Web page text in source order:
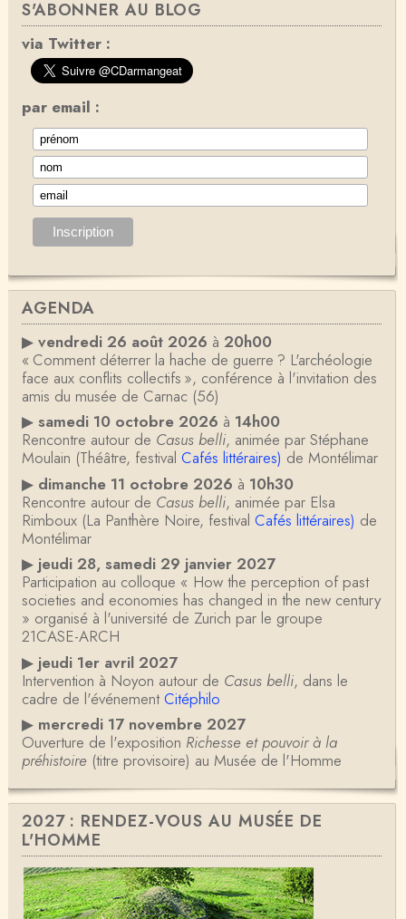
S'ABONNER AU BLOG
via Twitter :
par email :
AGENDA
▶ vendredi 26 août 2026 à 20h00
« Comment déterrer la hache de guerre ? L'archéologie
face aux conflits collectifs », conférence à l'invitation des
amis du musée de Carnac (56)
▶ samedi 10 octobre 2026 à 14h00
Rencontre autour de Casus belli, animée par Stéphane
Moulain (Théâtre, festival Cafés littéraires) de Montélimar
▶ dimanche 11 octobre 2026 à 10h30
Rencontre autour de Casus belli, animée par Elsa
Rimboux (La Panthère Noire, festival Cafés littéraires) de
Montélimar
▶ jeudi 28, samedi 29 janvier 2027
Participation au colloque « How the perception of past
societies and economies has changed in the new century
» organisé à l'université de Zurich par le groupe
21CASE-ARCH
▶ jeudi 1er avril 2027
Intervention à Noyon autour de Casus belli, dans le
cadre de l'événementCitéphilo
▶ mercredi 17 novembre 2027
Ouverture de l'exposition Richesse et pouvoir à la
préhistoire(titre provisoire) au Musée de l'Homme
2027 : RENDEZ-VOUS AU MUSÉE DE
L'HOMME